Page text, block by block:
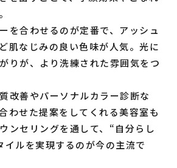
を合わせるのが定番で、アッシュ
肌なじみの良い色味が人気。光に
りが、より洗練された雰囲気をつ
改善やパーソナルカラー診断な
わせた提案をしてくれる美容室も
ンセリングを通して、“自分らし
イルを実現するのが今の主流で